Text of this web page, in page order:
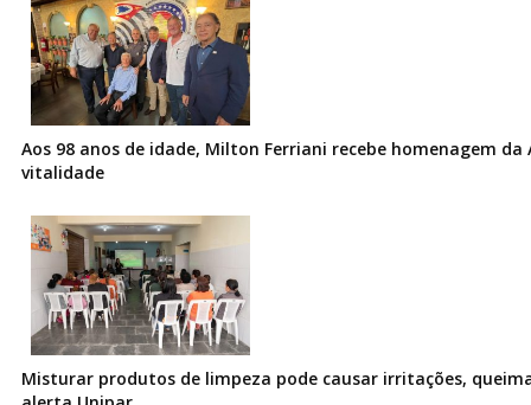
Aos 98 anos de idade, Milton Ferriani recebe homenagem da
vitalidade
Misturar produtos de limpeza pode causar irritações,